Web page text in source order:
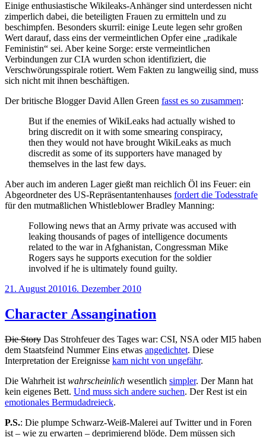
Einige enthusiastische Wikileaks-Anhänger sind unterdessen nicht
zimperlich dabei, die beteiligten Frauen zu ermitteln und zu
beschimpfen. Besonders skurril: einige Leute legen sehr großen
Wert darauf, dass eins der vermeintlichen Opfer eine „radikale
Feministin“ sei. Aber keine Sorge: erste vermeintlichen
Verbindungen zur CIA wurden schon identifiziert, die
Verschwörungsspirale rotiert. Wem Fakten zu langweilig sind, muss
sich nicht mit ihnen beschäftigen.
Der britische Blogger David Allen Green fasst es so zusammen:
But if the enemies of WikiLeaks had actually wished to
bring discredit on it with some smearing conspiracy,
then they would not have brought WikiLeaks as much
discredit as some of its supporters have managed by
themselves in the last few days.
Aber auch im anderen Lager gießt man reichlich Öl ins Feuer: ein
Abgeordneter des US-Repräsentantenhauses fordert die Todesstrafe
für den mutmaßlichen Whistleblower Bradley Manning:
Following news that an Army private was accused with
leaking thousands of pages of intelligence documents
related to the war in Afghanistan, Congressman Mike
Rogers says he supports execution for the soldier
involved if he is ultimately found guilty.
Veröffentlicht
21. August 201016. Dezember 2010
Character Assangination
Die Story Das Strohfeuer des Tages war: CSI, NSA oder MI5 haben
dem Staatsfeind Nummer Eins etwas angedichtet. Diese
Interpretation der Ereignisse kam nicht von ungefähr.
Die Wahrheit ist wahrscheinlich wesentlich simpler. Der Mann hat
kein eigenes Bett. Und muss sich andere suchen. Der Rest ist ein
emotionales Bermudadreieck.
P.S.: Die plumpe Schwarz-Weiß-Malerei auf Twitter und in Foren
ist – wie zu erwarten – deprimierend blöde. Dem müssen sich